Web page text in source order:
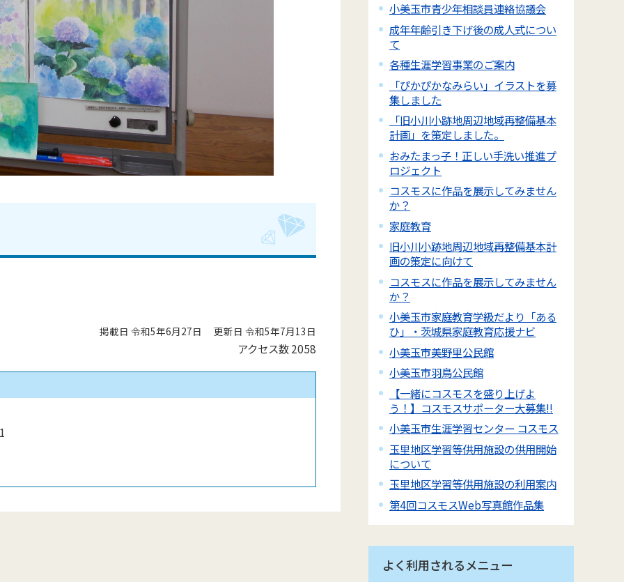
掲載日 令和5年6月27日 更新日 令和5年7月13日
アクセス数2058
小美玉市青少年相談員連絡協議会
成年年齢引き下げ後の成人式につい
て
各種生涯学習事業のご案内
「ぴかぴかなみらい」イラストを募
集しました
「旧小川小跡地周辺地域再整備基本
計画」を策定しました。
おみたまっ子！正しい手洗い推進プ
ロジェクト
コスモスに作品を展示してみません
か？
家庭教育
旧小川小跡地周辺地域再整備基本計
画の策定に向けて
コスモスに作品を展示してみません
か？
小美玉市家庭教育学級だより「ある
ひ」・茨城県家庭教育応援ナビ
小美玉市美野里公民館
小美玉市羽鳥公民館
【一緒にコスモスを盛り上げよ
う！】コスモスサポーター大募集!!
小美玉市生涯学習センター コスモス
玉里地区学習等供用施設の供用開始
について
玉里地区学習等供用施設の利用案内
第4回コスモスWeb写真館作品集
よく利用されるメニュー